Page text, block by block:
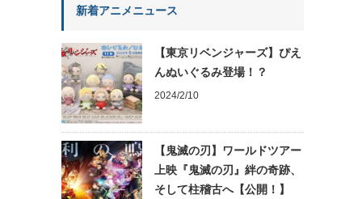
新着アニメニュース
【東京リベンジャーズ】ぴえ
んぬいぐるみ登場！？
2024/2/10
【鬼滅の刃】ワールドツアー
上映『鬼滅の刃』絆の奇跡、
そして柱稽古へ【公開！】